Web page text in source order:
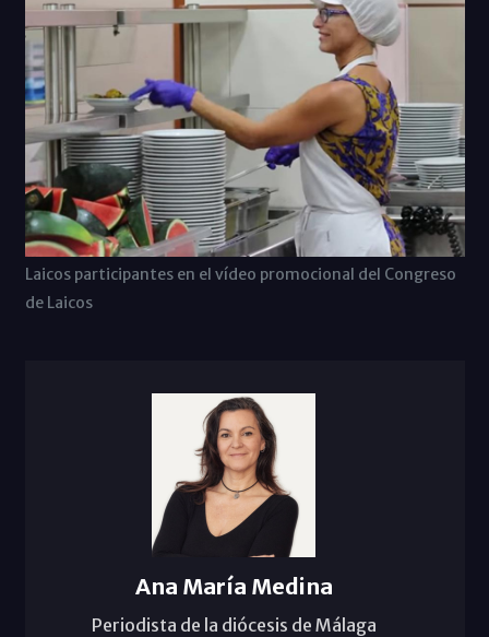
Laicos participantes en el vídeo promocional del Congreso
de Laicos
Ana María Medina
Periodista de la diócesis de Málaga